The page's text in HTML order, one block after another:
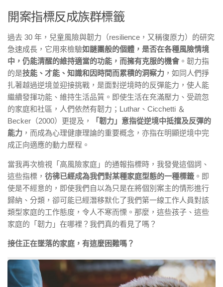
開案指標反成族群標籤
過去 30 年，兒童風險與韌力（resilience，又稱復原力）的研究
急速成長，它用來檢驗如謎團般的個體，是否在各種風險情境
中，仍能清醒的維持適當的功能，而擁有克服的機會。韌力指
的是技能、才能、知識和因時間而累積的洞察力 ，如同人們掙
扎著越過逆境並迎接挑戰，是面對逆境時的反彈能力，使人能
繼續發揮功能、維持生活品質。即使生活在充滿壓力、受疏忽
的家庭和社區，人們依然有韌力；Luthar、Cicchetti ＆
Becker（2000）更提及，
「韌力」意指從逆境中抵擋及反彈的
能力 ，而成為心理健康理論的重要概念，亦指在明顯逆境中完
成正向適應的動力歷程。
當我再次檢視「高風險家庭」的通報指標時，我發覺這個詞、
這些指標， 彷彿已經成為我們對某種家庭型態的一種標籤 。即
使是不經意的，即使我們自以為只是在將個別案主的情形進行
歸納、分類，卻可能已經潛移默化了我們第一線工作人員對該
類型家庭的工作態度，令人不寒而慄。那麼，這些孩子、這些
家庭的「韌力」在哪裡？我們真的看見了嗎？
接住正在墜落的家庭，有這麼困難嗎？